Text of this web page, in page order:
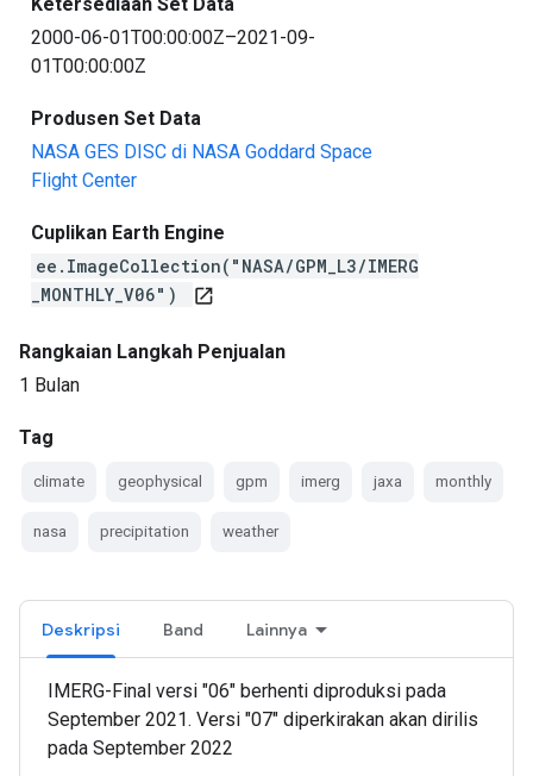
2000-06-01T00:00:00Z–2021-09-
01T00:00:00Z
Produsen Set Data
NASA GES DISC di NASA Goddard Space
Flight Center
Cuplikan Earth Engine
ee.ImageCollection("NASA/GPM_L3/IMERG
_MONTHLY_V06")
open_in_new
Rangkaian Langkah Penjualan
1 Bulan
Tag
climate geophysical gpm imerg jaxa monthly
nasa precipitation weather
Deskripsi Band Lainnya
IMERG-Final versi "06" berhenti diproduksi pada
September 2021. Versi "07" diperkirakan akan dirilis
pada September 2022